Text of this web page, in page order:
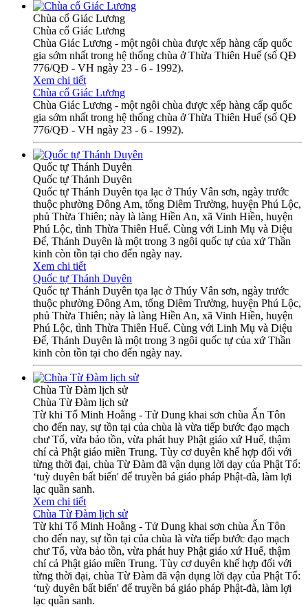
Chùa cổ Giác Lương
Chùa cổ Giác Lương
Chùa Giác Lương - một ngôi chùa được xếp hàng cấp quốc
gia sớm nhất trong hệ thống chùa ở Thừa Thiên Huế (số QĐ
776/QĐ - VH ngày 23 - 6 - 1992).
Xem chi tiết
Chùa cổ Giác Lương
Chùa Giác Lương - một ngôi chùa được xếp hàng cấp quốc
gia sớm nhất trong hệ thống chùa ở Thừa Thiên Huế (số QĐ
776/QĐ - VH ngày 23 - 6 - 1992).
Quốc tự Thánh Duyên
Quốc tự Thánh Duyên
Quốc tự Thánh Duyên tọa lạc ở Thúy Vân sơn, ngày trước
thuộc phường Đông Am, tổng Diêm Trường, huyện Phú Lộc,
phủ Thừa Thiên; này là làng Hiền An, xã Vinh Hiền, huyện
Phú Lộc, tình Thừa Thiên Huế. Cùng với Linh Mụ và Diệu
Đế, Thánh Duyên là một trong 3 ngôi quốc tự của xứ Thần
kinh còn tồn tại cho đến ngày nay.
Xem chi tiết
Quốc tự Thánh Duyên
Quốc tự Thánh Duyên tọa lạc ở Thúy Vân sơn, ngày trước
thuộc phường Đông Am, tổng Diêm Trường, huyện Phú Lộc,
phủ Thừa Thiên; này là làng Hiền An, xã Vinh Hiền, huyện
Phú Lộc, tình Thừa Thiên Huế. Cùng với Linh Mụ và Diệu
Đế, Thánh Duyên là một trong 3 ngôi quốc tự của xứ Thần
kinh còn tồn tại cho đến ngày nay.
Chùa Từ Đàm lịch sử
Chùa Từ Đàm lịch sử
Từ khi Tổ Minh Hoằng - Tử Dung khai sơn chùa Ấn Tôn
cho đến nay, sự tồn tại của chùa là vừa tiếp bước đạo mạch
chư Tổ, vừa bảo tồn, vừa phát huy Phật giáo xứ Huế, thậm
chí cả Phật giáo miền Trung. Tùy cơ duyên khế hợp đối với
từng thời đại, chùa Từ Đàm đã vận dụng lời dạy của Phật Tổ:
‘tuỳ duyên bất biến' để truyền bá giáo pháp Phật-đà, làm lợi
lạc quần sanh.
Xem chi tiết
Chùa Từ Đàm lịch sử
Từ khi Tổ Minh Hoằng - Tử Dung khai sơn chùa Ấn Tôn
cho đến nay, sự tồn tại của chùa là vừa tiếp bước đạo mạch
chư Tổ, vừa bảo tồn, vừa phát huy Phật giáo xứ Huế, thậm
chí cả Phật giáo miền Trung. Tùy cơ duyên khế hợp đối với
từng thời đại, chùa Từ Đàm đã vận dụng lời dạy của Phật Tổ:
‘tuỳ duyên bất biến' để truyền bá giáo pháp Phật-đà, làm lợi
lạc quần sanh.